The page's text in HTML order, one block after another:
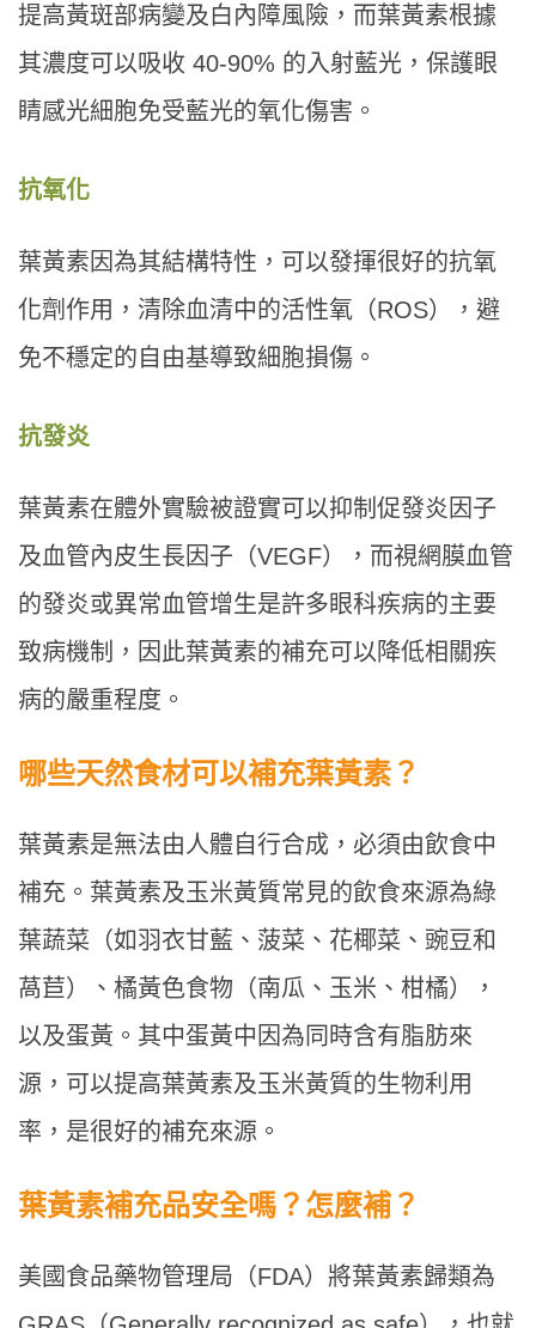
提高黃斑部病變及白內障風險，而葉黃素根據
其濃度可以吸收 40-90% 的入射藍光，保護眼
睛感光細胞免受藍光的氧化傷害。
抗氧化
葉黃素因為其結構特性，可以發揮很好的抗氧
化劑作用，清除血清中的活性氧（ROS），避
免不穩定的自由基導致細胞損傷。
抗發炎
葉黃素在體外實驗被證實可以抑制促發炎因子
及血管內皮生長因子（VEGF），而視網膜血管
的發炎或異常血管增生是許多眼科疾病的主要
致病機制，因此葉黃素的補充可以降低相關疾
病的嚴重程度。
哪些天然食材可以補充葉黃素？
葉黃素是無法由人體自行合成，必須由飲食中
補充。葉黃素及玉米黃質常見的飲食來源為綠
葉蔬菜（如羽衣甘藍、菠菜、花椰菜、豌豆和
萵苣）、橘黃色食物（南瓜、玉米、柑橘），
以及蛋黃。其中蛋黃中因為同時含有脂肪來
源，可以提高葉黃素及玉米黃質的生物利用
率，是很好的補充來源。
葉黃素補充品安全嗎？怎麼補？
美國食品藥物管理局（FDA）將葉黃素歸類為